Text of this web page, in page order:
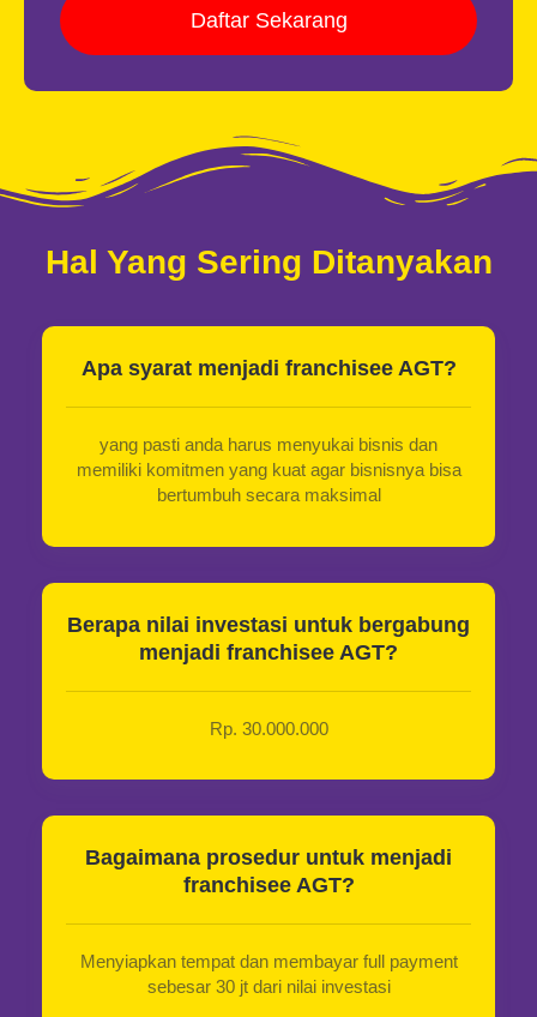
Daftar Sekarang
Hal Yang Sering Ditanyakan
Apa syarat menjadi franchisee AGT?
yang pasti anda harus menyukai bisnis dan
memiliki komitmen yang kuat agar bisnisnya bisa
bertumbuh secara maksimal
Berapa nilai investasi untuk bergabung
menjadi franchisee AGT?
Rp. 30.000.000
Bagaimana prosedur untuk menjadi
franchisee AGT?
Menyiapkan tempat dan membayar full payment
sebesar 30 jt dari nilai investasi